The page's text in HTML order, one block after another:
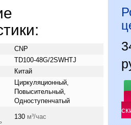
CNP
TD100-48G/2SWHTJ
Китай
Циркуляционный,
Повысительный,
Одноступенчатый
130 м³/час